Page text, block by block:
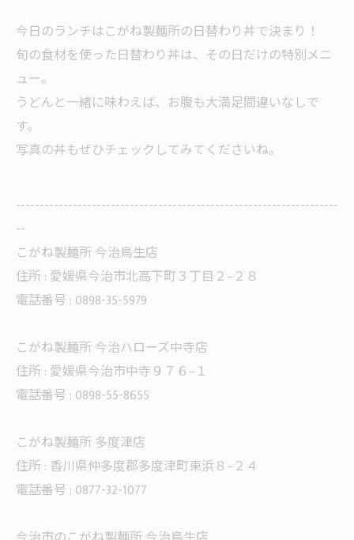
今日のランチはこがね製麺所の日替わり丼で決まり！
旬の食材を使った日替わり丼は、その日だけの特別メニ
ュー。
うどんと一緒に味わえば、お腹も大満足間違いなしで
す。
写真の丼もぜひチェックしてみてくださいね。
--------------------------------------------------------------------
--
こがね製麺所 今治鳥生店
住所 : 愛媛県今治市北高下町３丁目２−２８
電話番号 : 0898-35-5979
こがね製麺所 今治ハローズ中寺店
住所 : 愛媛県今治市中寺９７６−１
電話番号 : 0898-55-8655
こがね製麺所 多度津店
住所 : 香川県仲多度郡多度津町東浜８−２４
電話番号 : 0877-32-1077